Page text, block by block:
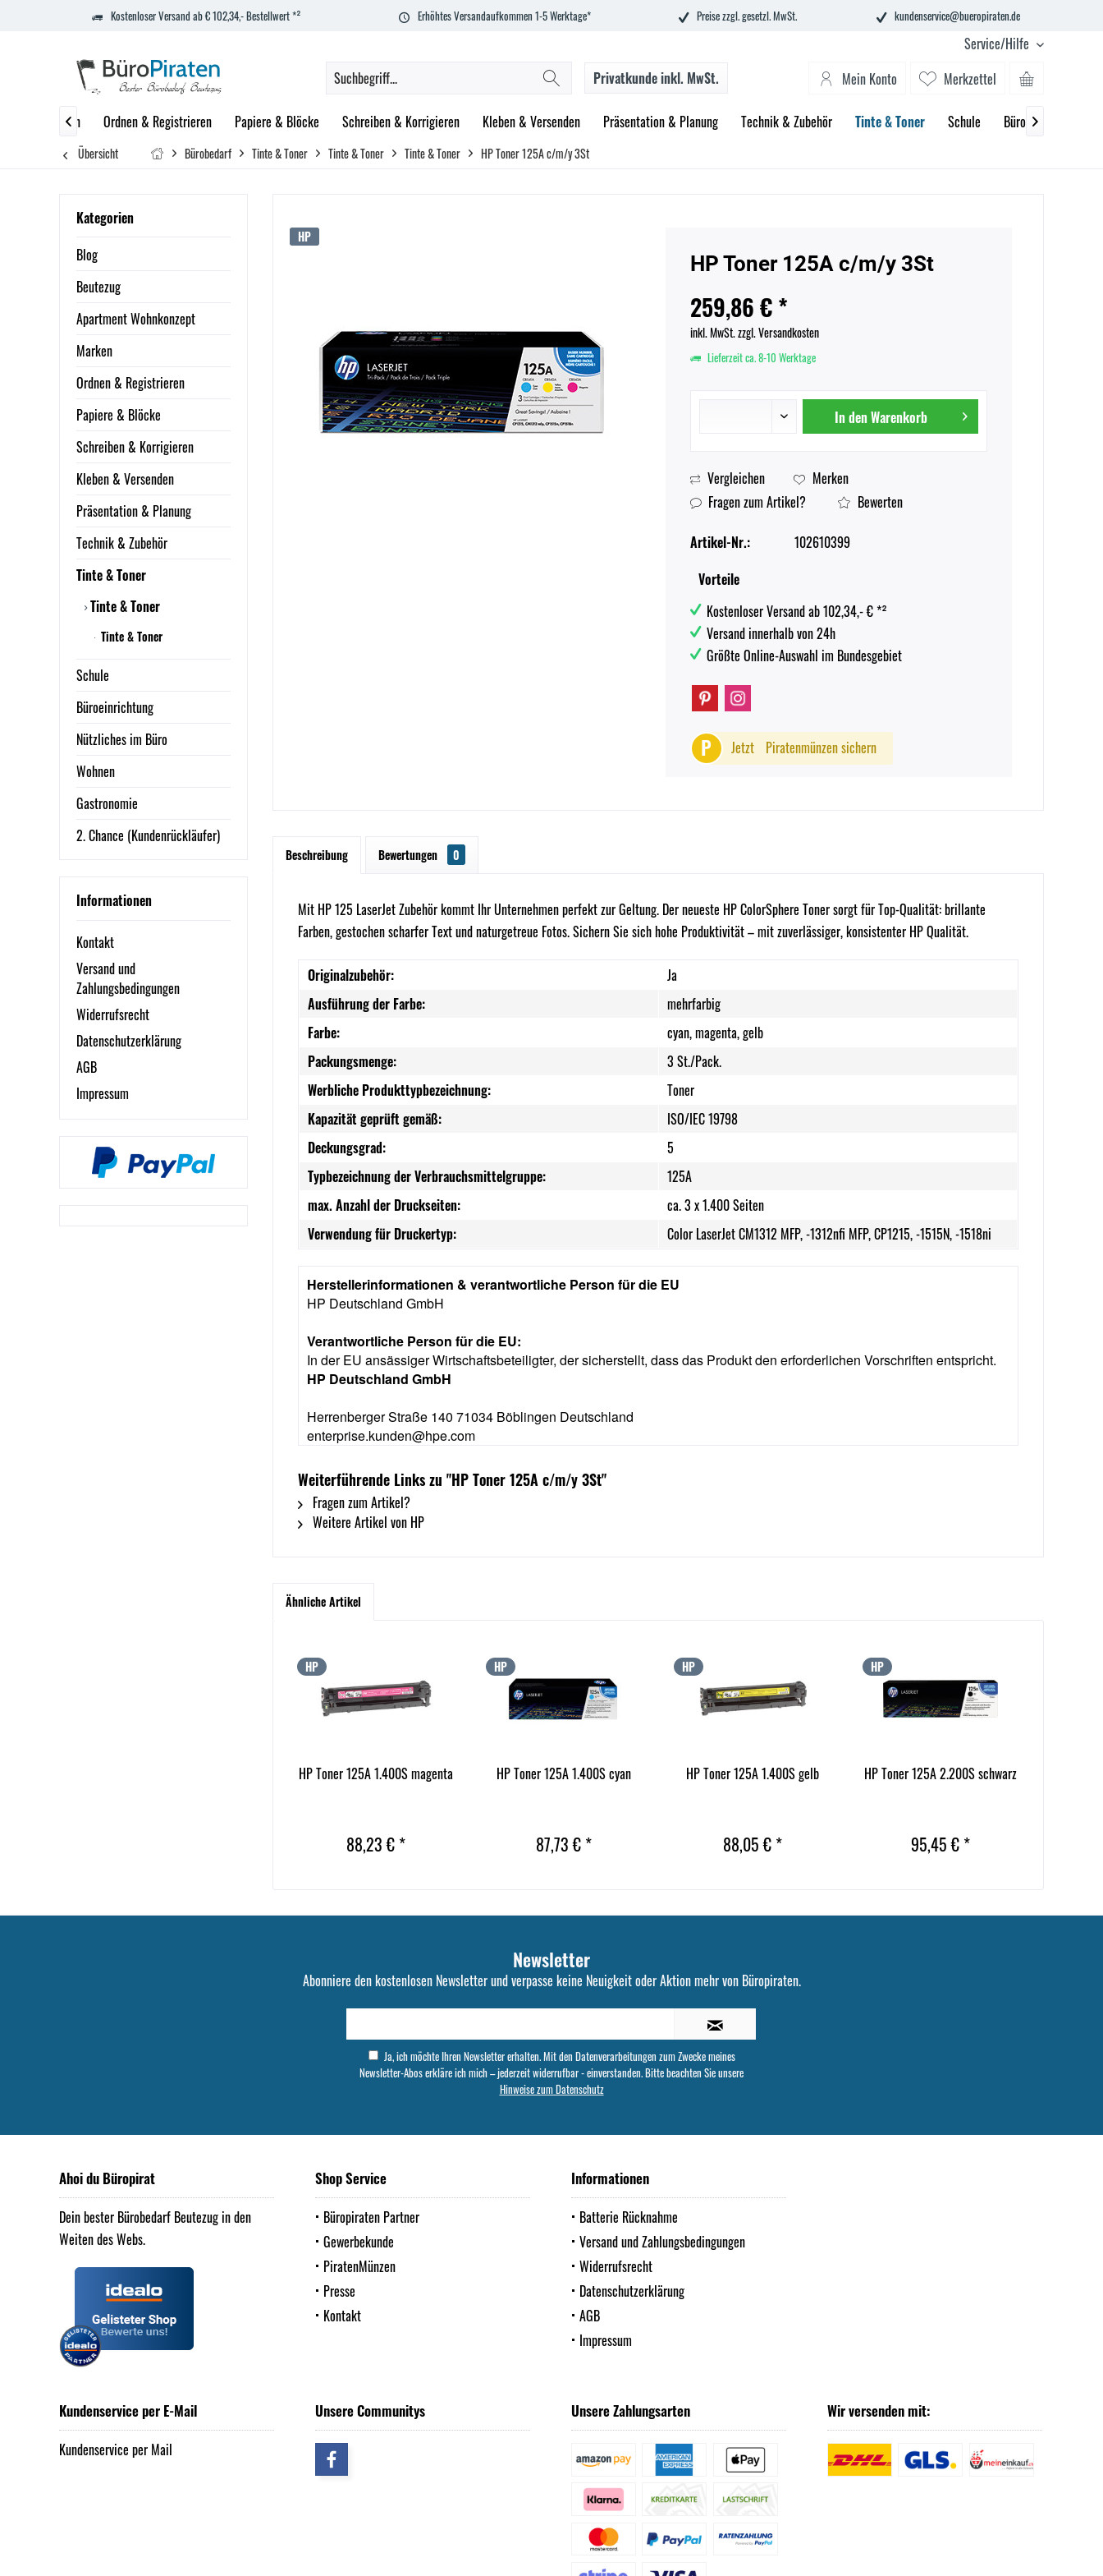
Kostenloser Versand ab € 102,34,- Bestellwert *² Erhöhtes Versandaufkommen 1-5 Werktage* Preise zzgl. gesetzl. MwSt. kundenservice@bueropiraten.de
Service/Hilfe
Merkzettel
Mein Konto
Privatkundeinkl. MwSt.
Marken Ordnen & Registrieren Papiere & Blöcke Schreiben & Korrigieren Kleben & Versenden Präsentation & Planung Technik & Zubehör Tinte & Toner Schule Büroeinrichtung
 
Übersicht Bürobedarf Tinte & Toner Tinte & Toner Tinte & Toner HP Toner 125A c/m/y 3St
Kategorien
Blog
Beutezug
Apartment Wohnkonzept
Marken
Ordnen & Registrieren
Papiere & Blöcke
Schreiben & Korrigieren
Kleben & Versenden
Präsentation & Planung
Technik & Zubehör
Tinte & Toner
Tinte & Toner
Tinte & Toner
Schule
Büroeinrichtung
Nützliches im Büro
Wohnen
Gastronomie
2. Chance (Kundenrückläufer)
Informationen
Kontakt
Versand und
Zahlungsbedingungen
Widerrufsrecht
Datenschutzerklärung
AGB
Impressum
HP
HP Toner 125A c/m/y 3St
259,86 € *
inkl. MwSt.zzgl. Versandkosten
Lieferzeit ca. 8-10 Werktage
In denWarenkorb
Vergleichen
Merken
Fragen zum Artikel?
Bewerten
Artikel-Nr.:
102610399
Vorteile
Kostenloser Versand ab 102,34,- € *²
Versand innerhalb von 24h
Größte Online-Auswahl im Bundesgebiet
P Jetzt Piratenmünzen sichern
Beschreibung Bewertungen 0
Mit HP 125 LaserJet Zubehör kommt Ihr Unternehmen perfekt zur Geltung. Der neueste HP ColorSphere Toner sorgt für Top-Qualität: brillante
Farben, gestochen scharfer Text und naturgetreue Fotos. Sichern Sie sich hohe Produktivität – mit zuverlässiger, konsistenter HP Qualität.
Originalzubehör:
Ja
Ausführung der Farbe:
mehrfarbig
Farbe:
cyan, magenta, gelb
Packungsmenge:
3 St./Pack.
Werbliche Produkttypbezeichnung:
Toner
Kapazität geprüft gemäß:
ISO/IEC 19798
Deckungsgrad:
5
Typbezeichnung der Verbrauchsmittelgruppe:
125A
max. Anzahl der Druckseiten:
ca. 3 x 1.400 Seiten
Verwendung für Druckertyp:
Color LaserJet CM1312 MFP, -1312nfi MFP, CP1215, -1515N, -1518ni
Herstellerinformationen & verantwortliche Person für die EU
HP Deutschland GmbH
Verantwortliche Person für die EU:
In der EU ansässiger Wirtschaftsbeteiligter, der sicherstellt, dass das Produkt den erforderlichen Vorschriften entspricht.
HP Deutschland GmbH
Herrenberger Straße 140 71034 Böblingen Deutschland
enterprise.kunden@hpe.com
Weiterführende Links zu "HP Toner 125A c/m/y 3St"
Fragen zum Artikel?
Weitere Artikel von HP
Ähnliche Artikel
HP
HP Toner 125A 1.400S magenta
88,23 € *
HP
HP Toner 125A 1.400S cyan
87,73 € *
HP
HP Toner 125A 1.400S gelb
88,05 € *
HP
HP Toner 125A 2.200S schwarz
95,45 € *
Newsletter
Abonniere den kostenlosen Newsletter und verpasse keine Neuigkeit oder Aktion mehr von Büropiraten.
Ja, ich möchte Ihren Newsletter erhalten. Mit den Datenverarbeitungen zum Zwecke meines
Newsletter-Abos erkläre ich mich – jederzeit widerrufbar - einverstanden. Bitte beachten Sie unsere
Hinweise zum Datenschutz
Ahoi du Büropirat
Dein bester Bürobedarf Beutezug in den
Weiten des Webs.
Shop Service
Büropiraten Partner
Gewerbekunde
PiratenMünzen
Presse
Kontakt
Informationen
Batterie Rücknahme
Versand und Zahlungsbedingungen
Widerrufsrecht
Datenschutzerklärung
AGB
Impressum
Kundenservice per E-Mail
Kundenservice per Mail
Unsere Communitys Unsere Zahlungsarten Wir versenden mit: